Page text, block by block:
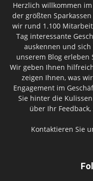
Herzlich willkommen
der größten
wir rund 1.100
Tag interessante
auskennen und
unserem Blog erleben
Wir geben Ihnen
zeigen Ihnen, was
Engagement im
Sie hinter die
über Ihr
Kontaktieren Sie